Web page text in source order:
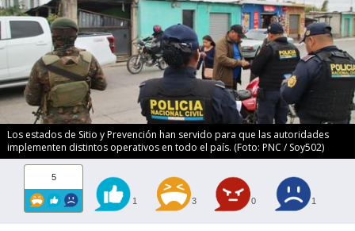
Los estados de Sitio y Prevención han servido para que las autoridades
implementen distintos operativos en todo el país. (Foto: PNC / Soy502)
5
1 3 0 1